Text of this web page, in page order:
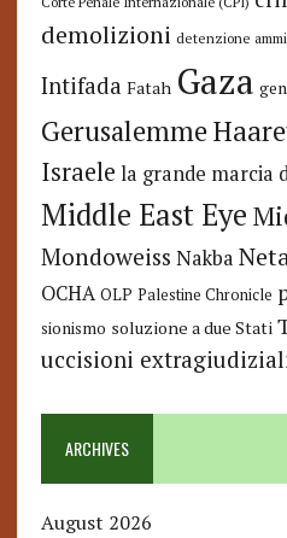
demolizioni detenzione
Intifada Fatah Gaza
Gerusalemme
Israele la grande marcia
Middle East Eye
Mondoweiss Nakba
OCHA OLP Palestine Chronicle
sionismo soluzione a due Stati
uccisioni
ARCHIVES
August 2026